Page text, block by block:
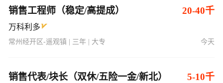
销售工程师（稳定/高提成） 20-40千
万科利多
常州经开区-遥观镇 | 三年 | 大专 今天
销售代表/块长（双休/五险一金/新北） 5-10千